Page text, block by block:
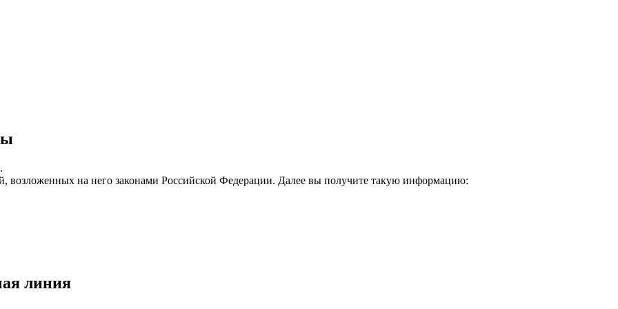
возложенных на него законами Российской Федерации. Далее вы получите такую информацию:
линия